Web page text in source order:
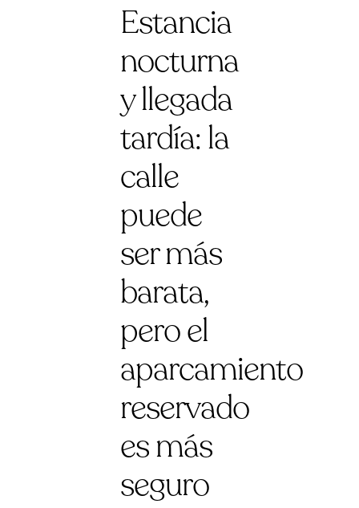
Estancia
nocturna
y llegada
tardía: la
calle
puede
ser más
barata,
pero el
aparcamiento
reservado
es más
seguro